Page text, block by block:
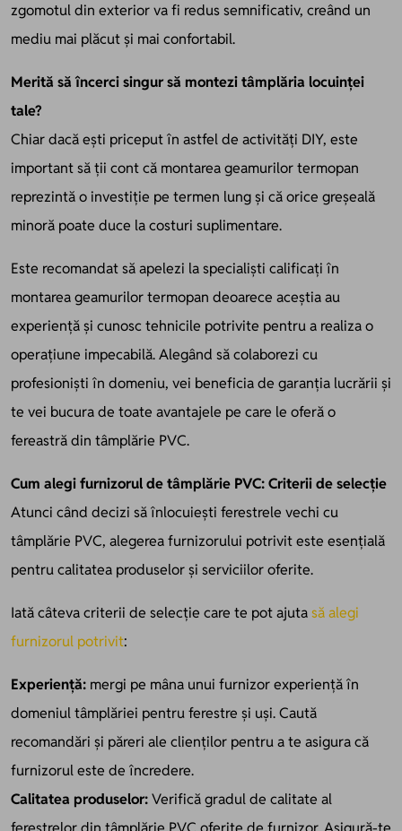
zgomotul din exterior va fi redus semnificativ, creând un
mediu mai plăcut și mai confortabil.
Merită să încerci singur să montezi tâmplăria locuinței
tale?
Chiar dacă ești priceput în astfel de activități DIY, este
important să ții cont că montarea geamurilor termopan
reprezintă o investiție pe termen lung și că orice greșeală
minoră poate duce la costuri suplimentare.
Este recomandat să apelezi la specialiști calificați în
montarea geamurilor termopan deoarece aceștia au
experiență și cunosc tehnicile potrivite pentru a realiza o
operațiune impecabilă. Alegând să colaborezi cu
profesioniști în domeniu, vei beneficia de garanția lucrării și
te vei bucura de toate avantajele pe care le oferă o
fereastră din tâmplărie PVC.
Cum alegi furnizorul de tâmplărie PVC: Criterii de selecție
Atunci când decizi să înlocuiești ferestrele vechi cu
tâmplărie PVC, alegerea furnizorului potrivit este esențială
pentru calitatea produselor și serviciilor oferite.
Iată câteva criterii de selecție care te pot ajutasă alegi
furnizorul potrivit:
Experiență: mergi pe mâna unui furnizor experiență în
domeniul tâmplăriei pentru ferestre și uși. Caută
recomandări și păreri ale clienților pentru a te asigura că
furnizorul este de încredere.
Calitatea produselor:Verifică gradul de calitate al